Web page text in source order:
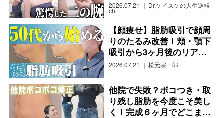
2026.07.21 Dr.ケイスケの人生逆転
ch
【顔痩せ】脂肪吸引で顔周
りのたるみ改善！頬・顎下
吸引から3ヶ月後のリア…
2026.07.21 松元宗一郎
他院で失敗？ボコつき・取
り残し脂肪を今度こそ美し
く！完成６ヶ月でどこま…